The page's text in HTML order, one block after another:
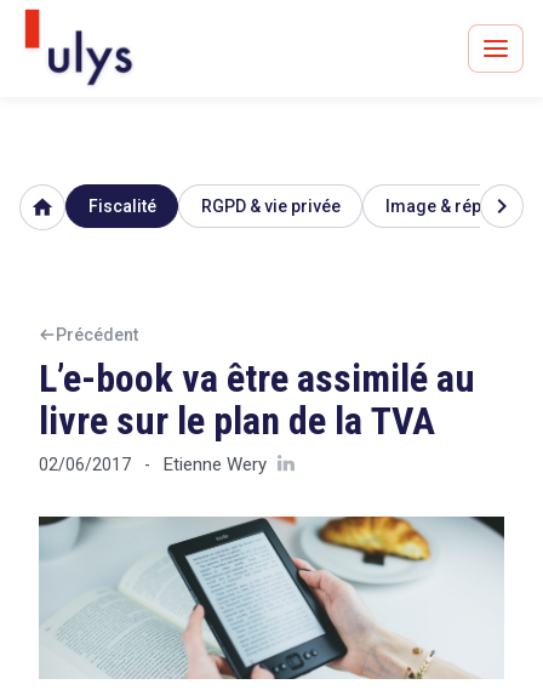
Avocats à Paris & Bruxelles
Un procès en vue ?
Tout sur le droit de l'innovation
home Fiscalité RGPD & vie privée Image & réputation
chevron_right
Précédent
L’e-book va être assimilé au
livre sur le plan de la TVA
02/06/2017 - Etienne Wery